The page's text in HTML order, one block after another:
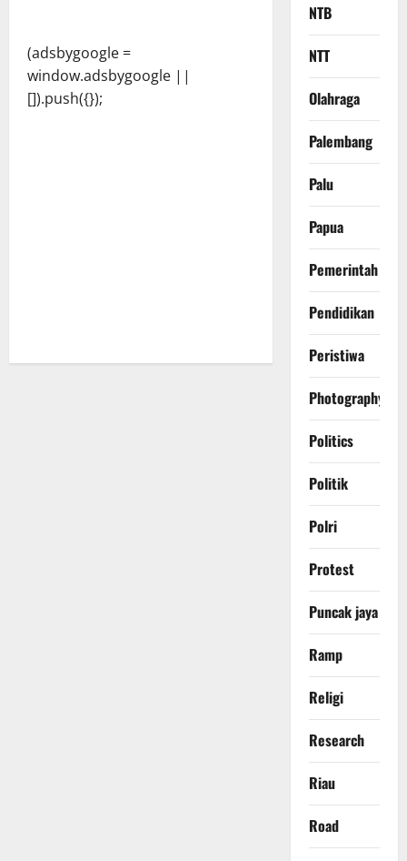
(adsbygoogle =
window.adsbygoogle ||
[]).push({});
NTB
NTT
Olahraga
Palembang
Palu
Papua
Pemerintah
Pendidikan
Peristiwa
Photography
Politics
Politik
Polri
Protest
Puncak jaya
Ramp
Religi
Research
Riau
Road